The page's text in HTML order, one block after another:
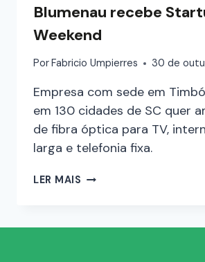
Blumenau recebe
Weekend
Por Fabricio Umpierres 30 de
Empresa com sede em
em 130 cidades de SC quer
de fibra óptica para TV,
larga e telefonia fixa.
LER MAIS